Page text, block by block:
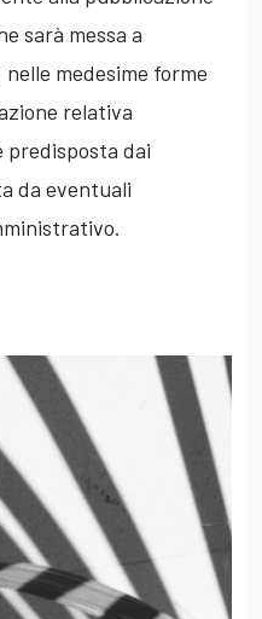
sarà messa a
medesime forme
relativa
predisposta dai
da eventuali